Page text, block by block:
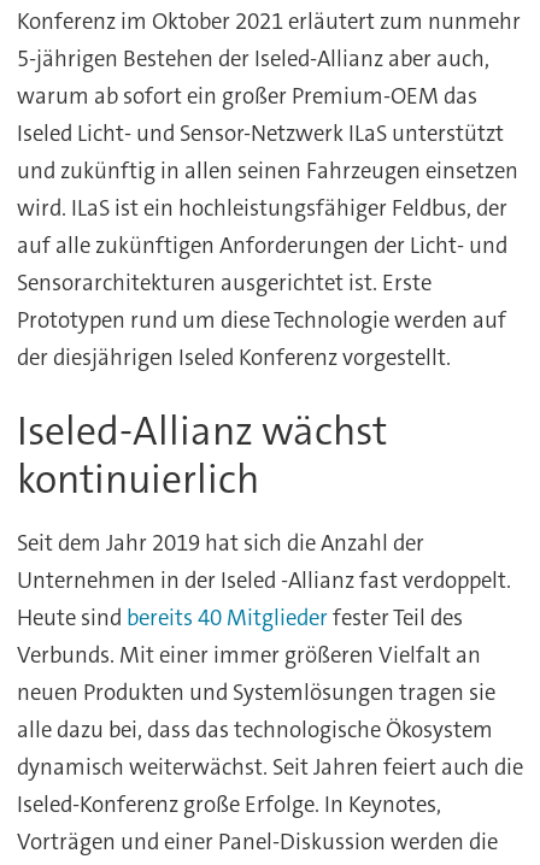
Konferenz im Oktober 2021 erläutert zum nunmehr
5-jährigen Bestehen der Iseled-Allianz aber auch,
warum ab sofort ein großer Premium-OEM das
Iseled Licht- und Sensor-Netzwerk ILaS unterstützt
und zukünftig in allen seinen Fahrzeugen einsetzen
wird. ILaS ist ein hochleistungsfähiger Feldbus, der
auf alle zukünftigen Anforderungen der Licht- und
Sensorarchitekturen ausgerichtet ist. Erste
Prototypen rund um diese Technologie werden auf
der diesjährigen Iseled Konferenz vorgestellt.
Iseled-Allianz wächst
kontinuierlich
Seit dem Jahr 2019 hat sich die Anzahl der
Unternehmen in der Iseled -Allianz fast verdoppelt.
Heute sind bereits 40 Mitgliederfester Teil des
Verbunds. Mit einer immer größeren Vielfalt an
neuen Produkten und Systemlösungen tragen sie
alle dazu bei, dass das technologische Ökosystem
dynamisch weiterwächst. Seit Jahren feiert auch die
Iseled-Konferenz große Erfolge. In Keynotes,
Vorträgen und einer Panel-Diskussion werden die